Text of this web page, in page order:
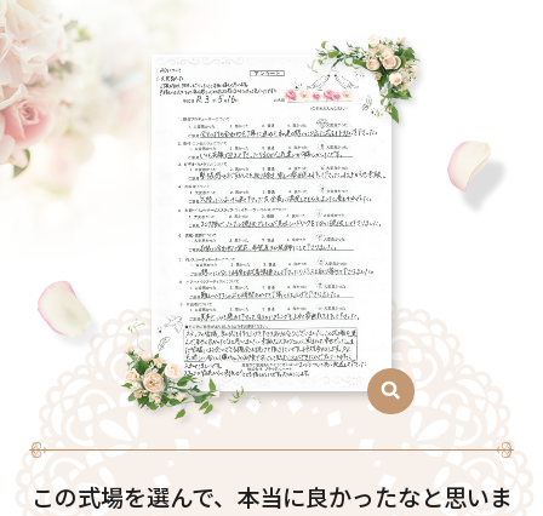
よくあるご質問
チャリティー活動につ
いて
サイトマップ
この式場を選んで、本当に良かったなと思いま